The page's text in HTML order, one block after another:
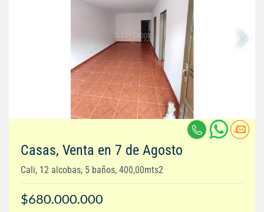
Casas, Venta en 7 de Agosto
Cali, 12 alcobas, 5 baños, 400,00mts2
$680.000.000